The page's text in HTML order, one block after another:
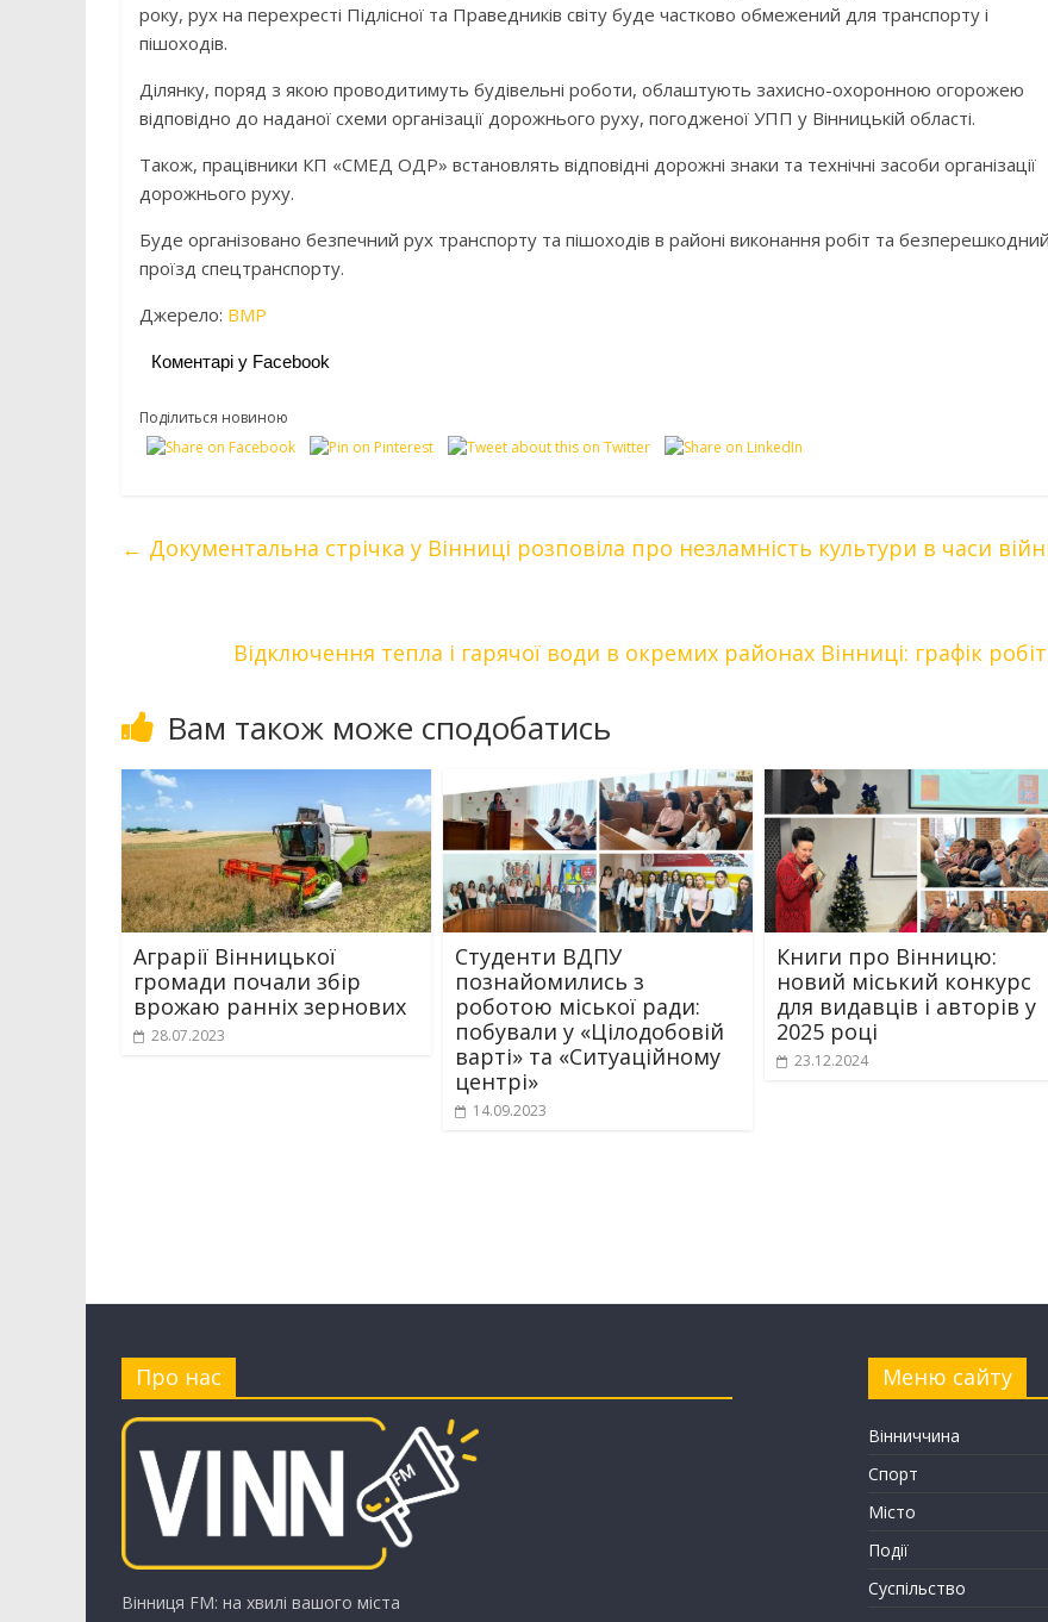
року, рух на перехресті Підлісної та Праведників світу буде частково обмежений для транспорту і
пішоходів.
Ділянку, поряд з якою проводитимуть будівельні роботи, облаштують захисно-охоронною огорожею
відповідно до наданої схеми організації дорожнього руху, погодженої УПП у Вінницькій області.
Також, працівники КП «СМЕД ОДР» встановлять відповідні дорожні знаки та технічні засоби організації
дорожнього руху.
Буде організовано безпечний рух транспорту та пішоходів в районі виконання робіт та безперешкодний
проїзд спецтранспорту.
Джерело: ВМР
Коментарі у Facebook
Поділиться новиною
← Документальна стрічка у Вінниці розповіла про незламність культури в часи
Відключення тепла і гарячої води в окремих районах Вінниці: графік робіт
Вам також може сподобатись
Аграрії Вінницької
громади почали збір
врожаю ранніх зернових
28.07.2023
Студенти ВДПУ
познайомились з
роботою міської ради:
побували у «Цілодобовій
варті» та «Ситуаційному
центрі»
14.09.2023
Книги про Вінницю:
новий міський конкурс
для видавців і авторів у
2025 році
23.12.2024
Про нас
Вінниця FM: на хвилі вашого міста
Меню сайту
Вінниччина
Спорт
Місто
Події
Суспільство